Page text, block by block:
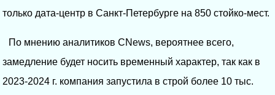
только дата-центр в Санкт-Петербурге на 850 стойко-мест.
По мнению аналитиков CNews, вероятнее всего,
замедление будет носить временный характер, так как в
2023-2024 г. компания запустила в строй более 10 тыс.